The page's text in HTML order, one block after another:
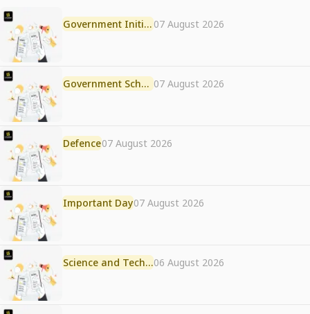
Government Initiative 07 August 2026
Government Scheme 07 August 2026
Defence07 August 2026
Important Day07 August 2026
Science and Technology06 August 2026